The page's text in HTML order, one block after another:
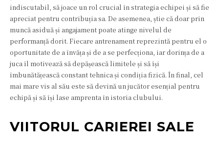
indiscutabil, să joace un rol crucial în strategia echipei și să fie
apreciat pentru contribuția sa. De asemenea, știe că doar prin
muncă asiduă și angajament poate atinge nivelul de
performanță dorit. Fiecare antrenament reprezintă pentru el o
oportunitate de a învăța și de a se perfecționa, iar dorința de a
juca îl motivează să depășească limitele și să își
îmbunătățească constant tehnica și condiția fizică. În final, cel
mai mare vis al său este să devină un jucător esențial pentru
echipă și să își lase amprenta în istoria clubului.
VIITORUL CARIEREI SALE